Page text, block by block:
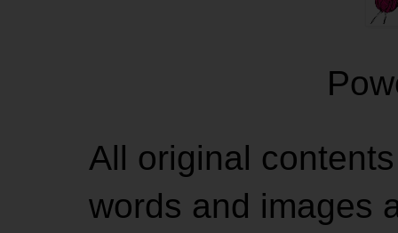
All original
words and images